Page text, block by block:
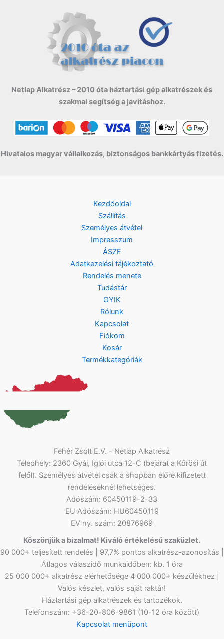
Netlap Alkatrész – 2010 óta háztartási gép alkatrészek és
szakmai segítség a javításhoz.
Hivatalos magyar vállalkozás, biztonságos bankkártyás fizetés.
Kezdőoldal
Szállítás
Személyes átvétel
Impresszum
ÁSZF
Adatkezelési tájékoztató
Rendelés menete
Tudástár
GYIK
Rólunk
Kapcsolat
Fiókom
Kosár
Termékkategóriák
Fehér Zsolt E.V. - Netlap Alkatrész
Telephely: 2360 Gyál, Iglói utca 12-C (bejárat a Kőrösi út
felől). Személyes átvétel csak a shopban előre kifizetett
rendeléseknél lehetséges.
Adószám: 60450119-2-33
EU Adószám: HU60450119
EV ny. szám: 20876969
Köszönjük a bizalmat! Kiváló értékelésű szaküzlet.
90 000+ teljesített rendelés | 97,7% pontos alkatrész-azonosítás |
Átlagos válaszidő munkaidőben: kb. 1 óra
25 000 000+ alkatrész elérhetősége 4 000 000+ készülékhez |
Valós készlet, valós saját raktár!
Háztartási gép alkatrészek és tartozékok.
Telefonszám: +36-20-806-9861 (10-12 óra között)
Kapcsolat menüpont